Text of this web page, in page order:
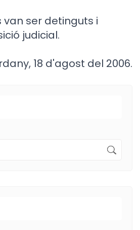
van ser detinguts i
judicial.
18 d'agost del 2006.